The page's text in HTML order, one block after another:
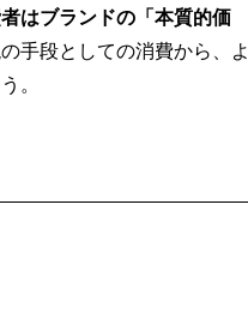
はブランドの「本質的価
手段としての消費から、よ
。